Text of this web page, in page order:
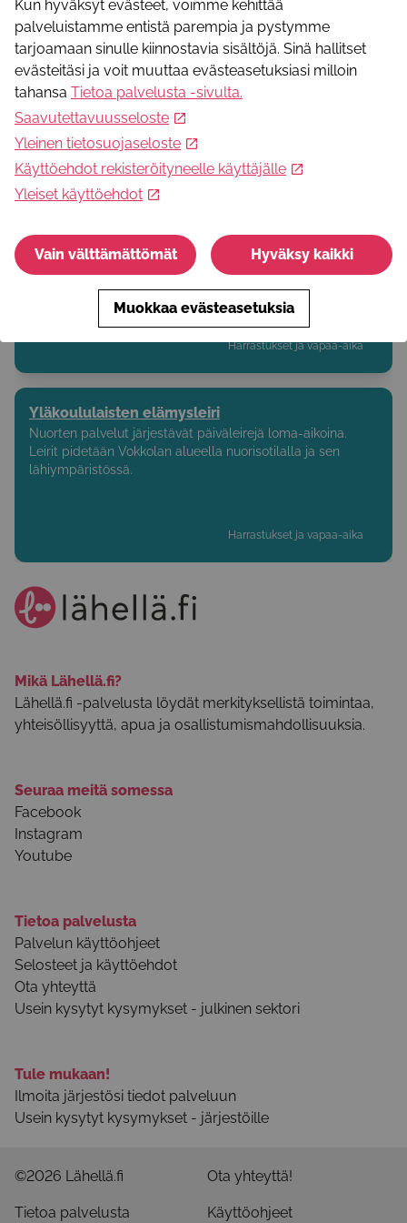
Ystävänpirtti - kohtaamispaikka ikäihmisille
Ystävänpirtti on avoin kohtaamispaikka ikäihmisille, jossa
järjestetään monimuotoista toimintaa kahvin kera.
Koululaisille suunnattu tanssipainotteinen Luova lava -
päiväleiri Siepakoiden kanssa Saarenkylän
Harrastukset ja vapaa-aika
Yläkoululaisten elämysleiri
Nuorten palvelut järjestävät päiväleirejä loma-aikoina.
Leirit pidetään Vokkolan alueella nuorisotilalla ja sen
lähiympäristössä.
Harrastukset ja vapaa-aika
Mikä Lähellä.fi?
Lähellä.fi -palvelusta löydät merkityksellistä toimintaa,
yhteisöllisyyttä, apua ja osallistumismahdollisuuksia.
Seuraa meitä somessa
Facebook
Instagram
Youtube
Tietoa palvelusta
Palvelun käyttöohjeet
Selosteet ja käyttöehdot
Ota yhteyttä
Usein kysytyt kysymykset - julkinen sektori
Tule mukaan!
Ilmoita järjestösi tiedot palveluun
Usein kysytyt kysymykset - järjestöille
©2026 Lähellä.fi Ota yhteyttä!
Tietoa palvelusta Käyttöohjeet
Kun hyväksyt evästeet, voimme kehittää
palveluistamme entistä parempia ja pystymme
tarjoamaan sinulle kiinnostavia sisältöjä. Sinä hallitset
evästeitäsi ja voit muuttaa evästeasetuksiasi milloin
tahansa Tietoa palvelusta -sivulta.
Saavutettavuusseloste
Yleinen tietosuojaseloste
Käyttöehdot rekisteröityneelle käyttäjälle
Yleiset käyttöehdot
Vain välttämättömät Hyväksy kaikki
Muokkaa evästeasetuksia